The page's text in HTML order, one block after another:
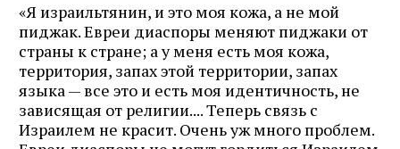
«Я израильтянин, и это моя кожа, а не мой
пиджак. Евреи диаспоры меняют пиджаки от
страны к стране; а у меня есть моя кожа,
территория, запах этой территории, запах
языка — все это и есть моя идентичность, не
зависящая от религии.... Теперь связь с
Израилем не красит. Очень уж много проблем.